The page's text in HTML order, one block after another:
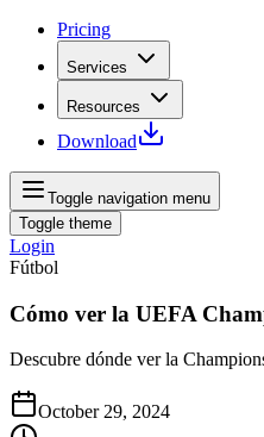
Pricing
Services
Resources
Download
Toggle navigation menu
Toggle theme
Login
Fútbol
Cómo ver la UEFA
Descubre dónde ver la
October 29, 2024